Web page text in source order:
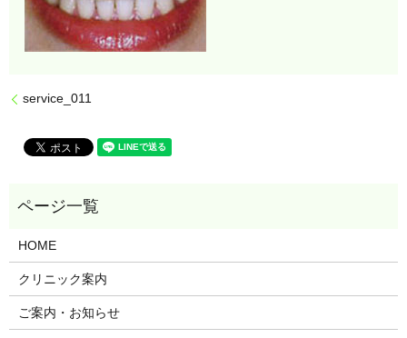
service_011
HOME
クリニック案内
ご案内・お知らせ